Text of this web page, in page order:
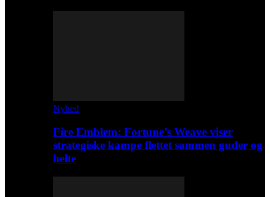
Nyhed
Fire Emblem: Fortune’s Weave viser
strategiske kampe flettet sammen guder og
helte